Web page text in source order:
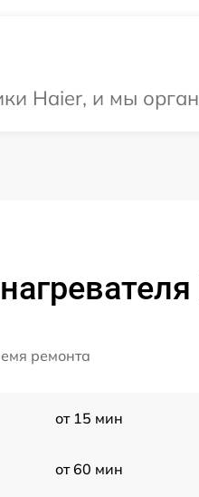
Haier, и мы
ремонта
от 15 мин
от 60 мин